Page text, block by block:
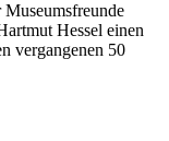
Hessel einen
vergangenen 50